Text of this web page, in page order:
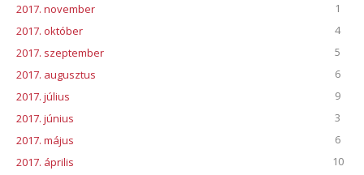
2017. november
1
2017. október
4
2017. szeptember
5
2017. augusztus
6
2017. július
9
2017. június
3
2017. május
6
2017. április
10